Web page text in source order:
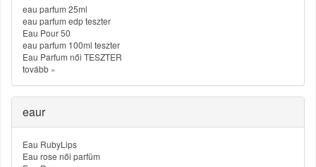
eau parfum 25ml
eau parfum edp teszter
Eau Pour 50
eau parfum 100ml teszter
Eau Parfum női TESZTER
tovább »
eaur
Eau RubyLips
Eau rose női parfüm